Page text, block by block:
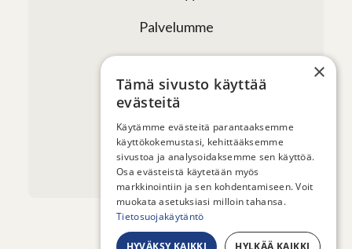
Palvelumme
Verkostomme
Tapahtumat
Uutiset ja artikkelit
Yhteystiedot
×
Tämä sivusto käyttää
evästeitä
Käytämme evästeitä parantaaksemme
käyttökokemustasi, kehittääksemme
sivustoa ja analysoidaksemme sen käyttöä.
Osa evästeistä käytetään myös
markkinointiin ja sen kohdentamiseen. Voit
muokata asetuksiasi milloin tahansa.
Tietosuojakäytäntö
HYVÄKSY KAIKKI HYLKÄÄ KAIKKI